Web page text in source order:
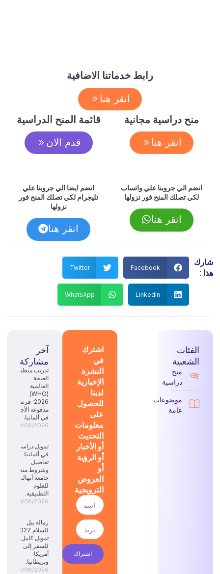
رابط خدماتنا الاضافية
انقر هنا
منح دراسية مجانية
انقر هنا
قائمة المنح الدراسية
قدم الان
انضم الي جروبنا علي واتساب
لكي تصلك المنح فور نزولها
انقر هنا
انضم ايضا الي جروبنا علي
تليجرام لكي تصلك المنح فور
نزولها
انقر هنا
شارك
هذا :
Facebook
Twitter
LinkedIn
WhatsApp
الفئات
الشعبية
منح
دراسية
موضوعات
عامة
اشترك
في
النشرة
الإخبارية
لدينا
للحصول
على
معلومات
التحديث
أو الأخبار
أو الرؤية
أو
العروض
الترويجية
اشتراك
آخر
مشاركة
تدريب منظمة
الصحة
العالمية
(WHO)
2026: فرصة
مدفوعة الأجر
في ألمانيا.
09/08/2026
تمويل دراسي
في ألمانيا:
تفاصيل
وشروط منحة
جامعة أنهالت
للعلوم
التطبيقية.
09/08/2026
زمالة ييل
تمويل كامل
للسفر إلى
أمريكا
وبريطانيا.
08/08/2026